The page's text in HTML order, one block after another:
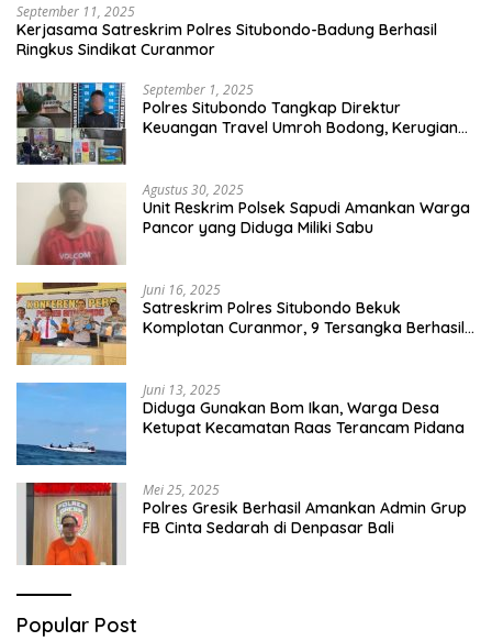
September 11, 2025
Kerjasama Satreskrim Polres Situbondo-Badung Berhasil
Ringkus Sindikat Curanmor
September 1, 2025
Polres Situbondo Tangkap Direktur
Keuangan Travel Umroh Bodong, Kerugian
Agustus 30, 2025
Unit Reskrim Polsek Sapudi Amankan Warga
Pancor yang Diduga Miliki Sabu
Juni 16, 2025
Satreskrim Polres Situbondo Bekuk
Komplotan Curanmor, 9 Tersangka Berhasil
Juni 13, 2025
Diduga Gunakan Bom Ikan, Warga Desa
Ketupat Kecamatan Raas Terancam Pidana
Mei 25, 2025
Polres Gresik Berhasil Amankan Admin Grup
FB Cinta Sedarah di Denpasar Bali
Popular Post